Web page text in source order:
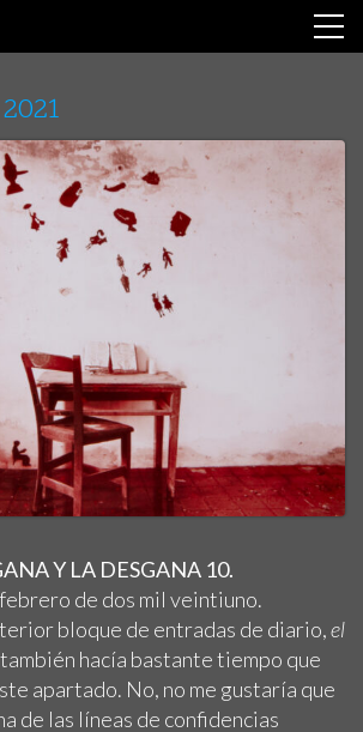
Y LA DESGANA 10.
de dos mil veintiuno.
bloque de entradas de diario,el
hacía bastante tiempo que
apartado. No, no me gustaría que
de las líneas de confidencias